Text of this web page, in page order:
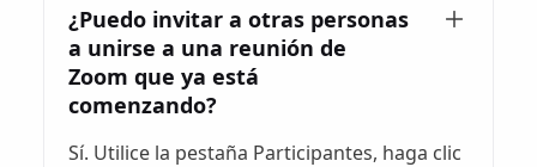
¿Puedo invitar a otras personas
a unirse a una reunión de
Zoom que ya está
comenzando?
Sí. Utilice la pestaña Participantes, haga clic